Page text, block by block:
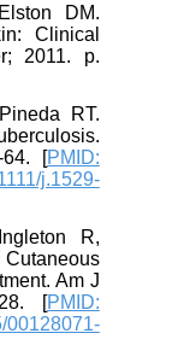
DM.
Clinical
2011. p.
RT.
64. [PMID:
j.1529-
R,
Am J
28. [PMID:
00128071-